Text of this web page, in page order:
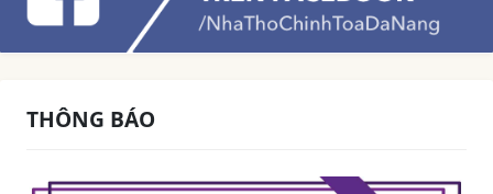
THÔNG BÁO